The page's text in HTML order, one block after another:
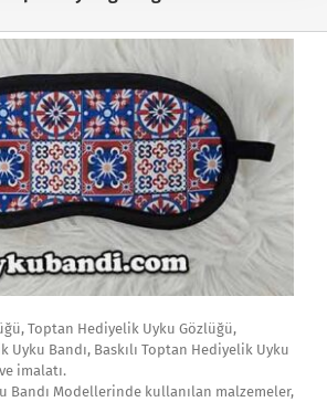
Toptan Hediyelik Uyku Gözlüğü,
Uyku Bandı, Baskılı Toptan Hediyelik Uyku
imalatı.
Bandı Modellerinde kullanılan malzemeler,